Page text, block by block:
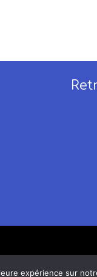
expérience sur